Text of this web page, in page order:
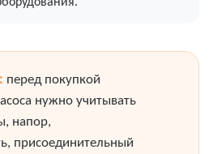
перед покупкой
нужно учитывать
напор,
присоединительный